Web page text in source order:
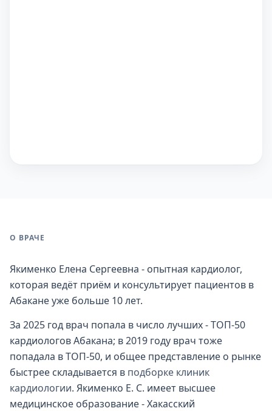
О ВРАЧЕ
Якименко Елена Сергеевна - опытная кардиолог,
которая ведёт приём и консультирует пациентов в
Абакане уже больше 10 лет.
За 2025 год врач попала в число лучших - ТОП-50
кардиологов Абакана; в 2019 году врач тоже
попадала в ТОП-50, и общее представление о рынке
быстрее складывается в подборке клиник
кардиологии. Якименко Е. С. имеет высшее
медицинское образование - Хакасский